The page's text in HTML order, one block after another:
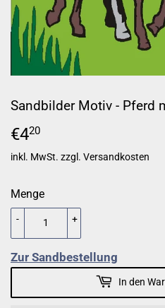
Sandbilder Motiv - Pferd
€420
inkl. MwSt. zzgl. Versandkosten
Menge
+
-
Zur Sandbestellung
In den